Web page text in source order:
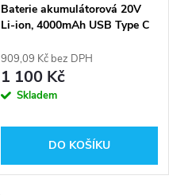
Baterie akumulátorová 20V
Li-ion, 4000mAh USB Type C
909,09 Kč bez DPH
1 100 Kč
Skladem
DO KOŠÍKU